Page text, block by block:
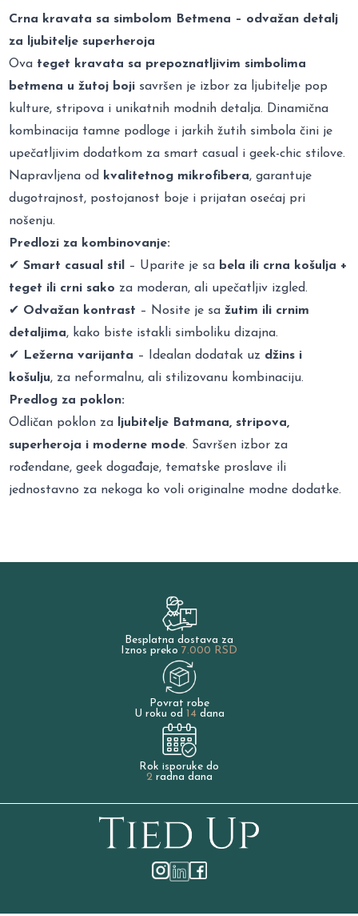
Crna kravata sa simbolom Betmena – odvažan detalj
za ljubitelje superheroja
Ova teget kravata sa prepoznatljivim simbolima
betmena u žutoj boji savršen je izbor za ljubitelje pop
kulture, stripova i unikatnih modnih detalja. Dinamična
kombinacija tamne podloge i jarkih žutih simbola čini je
upečatljivim dodatkom za smart casual i geek-chic stilove.
Napravljena od
kvalitetnog mikrofibera, garantuje
dugotrajnost, postojanost boje i prijatan osećaj pri
nošenju.
Predlozi za kombinovanje:
✔Smart casual stil – Uparite je sa bela ili crna košulja +
teget ili crni sako za moderan, ali upečatljiv izgled.
✔ Odvažan kontrast – Nosite je sažutim ili crnim
detaljima, kako biste istakli simboliku dizajna.
✔
Ležerna varijanta – Idealan dodatak uz džins i
košulju, za neformalnu, ali stilizovanu kombinaciju.
Predlog za poklon:
Odličan poklon za
ljubitelje Batmana, stripova,
superheroja i moderne mode. Savršen izbor za
rođendane, geek događaje, tematske proslave ili
jednostavno za nekoga ko voli originalne modne dodatke.
Besplatna dostava za
Iznos preko 7.000 RSD
Povrat robe
U roku od 14dana
Rok isporuke do
2radna dana